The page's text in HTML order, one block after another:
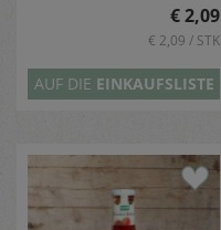
€ 2,09
€ 2,09 / STK
AUF DIE EINKAUFSLISTE